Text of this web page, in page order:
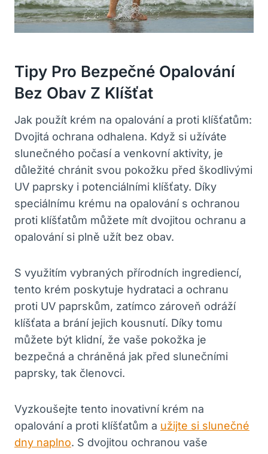
Tipy Pro Bezpečné Opalování
Bez Obav Z Klíšťat
Jak použít krém na opalování a proti klíšťatům:
Dvojitá ochrana odhalena. Když si užíváte
slunečného počasí a venkovní aktivity, je
důležité chránit svou pokožku před škodlivými
UV paprsky i potenciálními klíšťaty. Díky
speciálnímu krému na opalování s ochranou
proti klíšťatům můžete mít dvojitou ochranu a
opalování si plně užít bez obav.
S využitím vybraných přírodních ingrediencí,
tento krém poskytuje hydrataci a ochranu
proti UV paprskům, zatímco zároveň odráží
klíšťata a brání jejich kousnutí. Díky tomu
můžete být klidní, že vaše pokožka je
bezpečná a chráněná jak před slunečními
paprsky, tak členovci.
Vyzkoušejte tento inovativní krém na
opalování a proti klíšťatům a užijte si slunečné
dny naplno. S dvojitou ochranou vaše